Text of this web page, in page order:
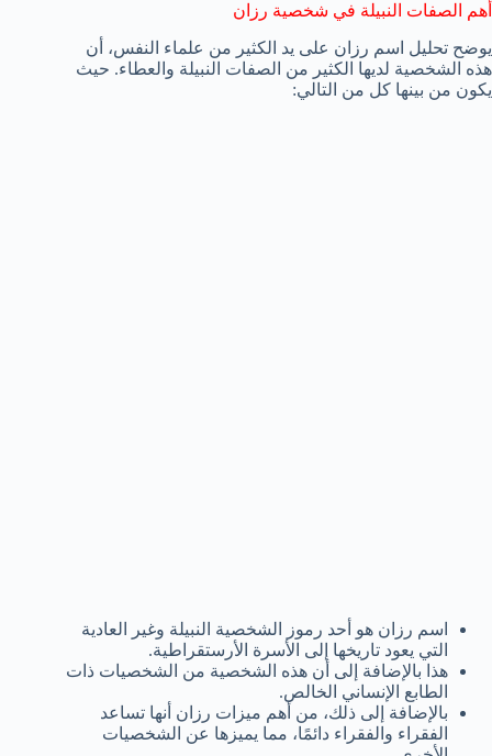
أهم الصفات النبيلة في شخصية رزان
يوضح تحليل اسم رزان على يد الكثير من علماء النفس، أن
هذه الشخصية لديها الكثير من الصفات النبيلة والعطاء. حيث
يكون من بينها كل من التالي:
اسم رزان هو أحد رموز الشخصية النبيلة وغير العادية
التي يعود تاريخها إلى الأسرة الأرستقراطية.
هذا بالإضافة إلى أن هذه الشخصية من الشخصيات ذات
الطابع الإنساني الخالص.
بالإضافة إلى ذلك، من أهم ميزات رزان أنها تساعد
الفقراء والفقراء دائمًا، مما يميزها عن الشخصيات